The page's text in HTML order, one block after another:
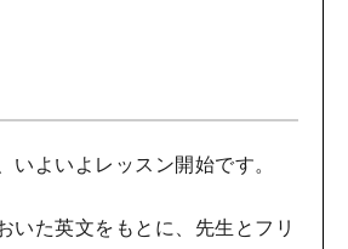
いよいよレッスン開始です。
いた英文をもとに、先生とフリ